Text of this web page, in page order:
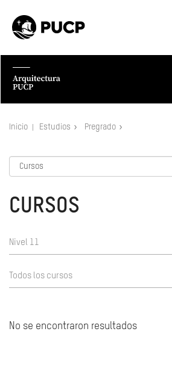
Inicio Estudios Pregrado
CURSOS
Nivel 11
Todos los cursos
No se encontraron resultados